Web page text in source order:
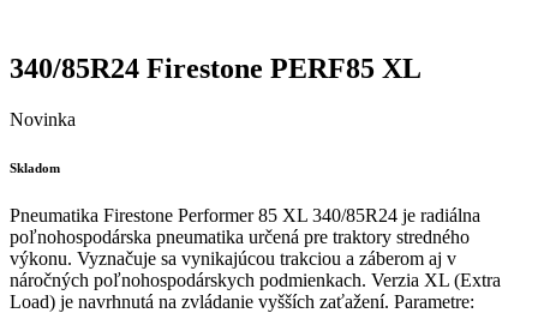
340/85R24 Firestone PERF85 XL
Novinka
Skladom
Pneumatika Firestone Performer 85 XL 340/85R24 je radiálna
poľnohospodárska pneumatika určená pre traktory stredného
výkonu. Vyznačuje sa vynikajúcou trakciou a záberom aj v
náročných poľnohospodárskych podmienkach. Verzia XL (Extra
Load) je navrhnutá na zvládanie vyšších zaťažení. Parametre: